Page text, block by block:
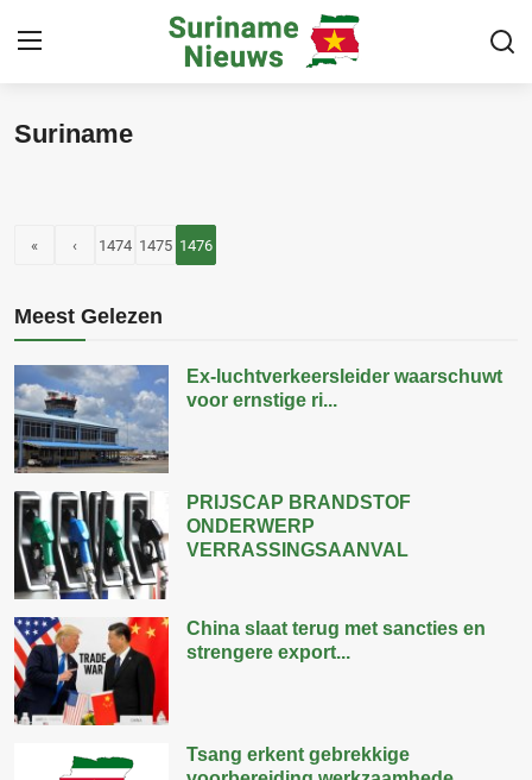
Buitenland
Sport
Deals!
Over
Suriname
« ‹ 1474 1475 1476
Meest Gelezen
Ex-luchtverkeersleider waarschuwt
voor ernstige ri...
PRIJSCAP BRANDSTOF
ONDERWERP
VERRASSINGSAANVAL
China slaat terug met sancties en
strengere export...
Tsang erkent gebrekkige